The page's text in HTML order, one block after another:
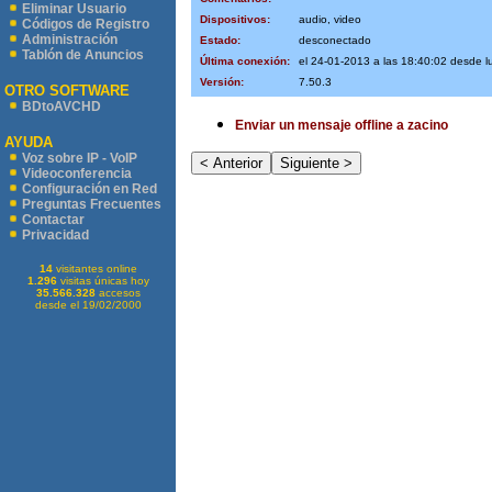
Eliminar Usuario
Códigos de Registro
Administración
Tablón de Anuncios
OTRO SOFTWARE
BDtoAVCHD
AYUDA
Voz sobre IP - VoIP
Videoconferencia
Configuración en Red
Preguntas Frecuentes
Contactar
Privacidad
14visitantes online
1.296visitas únicas hoy
35.566.328accesos
desde el 19/02/2000
Dispositivos:
audio, video
Estado:
desconectado
Última conexión:
el 24-01-2013 a las 18:40:02 desde
Versión:
7.50.3
Enviar un mensaje offline a zacino